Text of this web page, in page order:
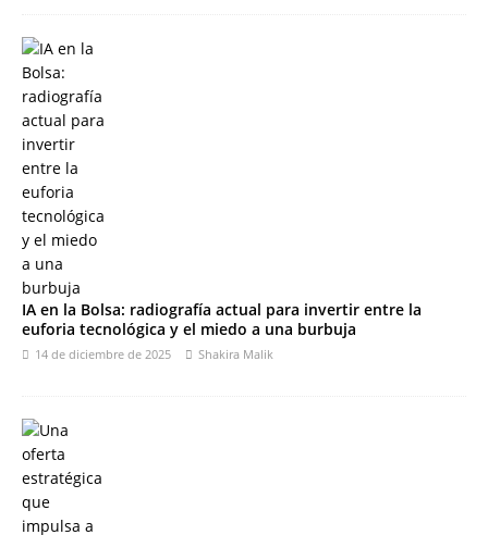
IA en la Bolsa: radiografía actual para invertir entre la
euforia tecnológica y el miedo a una burbuja
14 de diciembre de 2025 Shakira Malik